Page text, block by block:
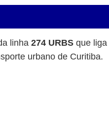
linha 274 URBS que liga
urbano de Curitiba.